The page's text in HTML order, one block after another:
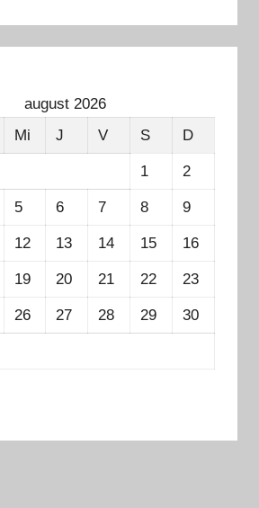
august 2026
Mi J V S D
1 2
5 6 7 8 9
12 13 14 15 16
19 20 21 22 23
26 27 28 29 30